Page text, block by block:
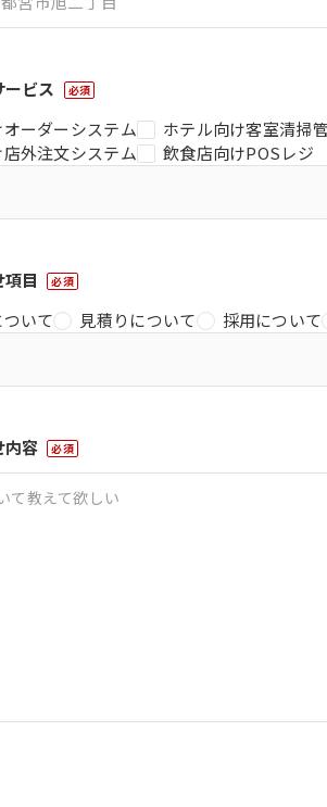
ービス 必須
ーダーシステム ホテル向け客室清掃
外注文システム
飲食店向けPOSレジ
目 必須
いて 見積りについて 採用について
内容 必須